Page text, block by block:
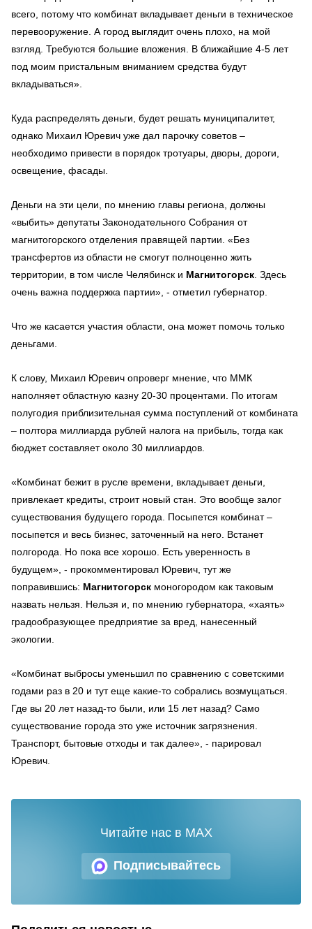
всего, потому что комбинат вкладывает деньги в техническое
перевооружение. А город выглядит очень плохо, на мой
взгляд. Требуются большие вложения. В ближайшие 4-5 лет
под моим пристальным вниманием средства будут
вкладываться».
Куда распределять деньги, будет решать муниципалитет,
однако Михаил Юревич уже дал парочку советов –
необходимо привести в порядок тротуары, дворы, дороги,
освещение, фасады.
Деньги на эти цели, по мнению главы региона, должны
«выбить» депутаты Законодательного Собрания от
магнитогорского отделения правящей партии. «Без
трансфертов из области не смогут полноценно жить
территории, в том числе Челябинск и Магнитогорск . Здесь
очень важна поддержка партии», - отметил губернатор.
Что же касается участия области, она может помочь только
деньгами.
К слову, Михаил Юревич опроверг мнение, что ММК
наполняет областную казну 20-30 процентами. По итогам
полугодия приблизительная сумма поступлений от комбината
– полтора миллиарда рублей налога на прибыль, тогда как
бюджет составляет около 30 миллиардов.
«Комбинат бежит в русле времени, вкладывает деньги,
привлекает кредиты, строит новый стан. Это вообще залог
существования будущего города. Посыпется комбинат –
посыпется и весь бизнес, заточенный на него. Встанет
полгорода. Но пока все хорошо. Есть уверенность в
будущем», - прокомментировал Юревич, тут же
поправившись: Магнитогорск моногородом как таковым
назвать нельзя. Нельзя и, по мнению губернатора, «хаять»
градообразующее предприятие за вред, нанесенный
экологии.
«Комбинат выбросы уменьшил по сравнению с советскими
годами раз в 20 и тут еще какие-то собрались возмущаться.
Где вы 20 лет назад-то были, или 15 лет назад? Само
существование города это уже источник загрязнения.
Транспорт, бытовые отходы и так далее», - парировал
Юревич.
Подписывайтесь
Читайте нас в MAX